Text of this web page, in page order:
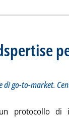
per implementare
gennaio 2025 alle 14.37.
go-to-market.
protocollo di